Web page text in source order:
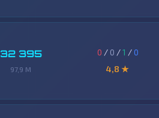
32 395
97,9 M
0 / 0 /1 /0
4,8 ★